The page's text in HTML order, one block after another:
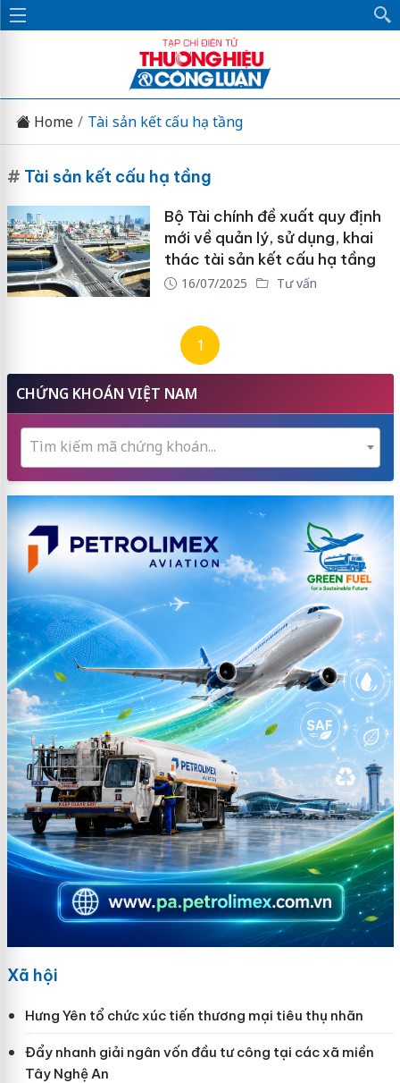
Home Tài sản kết cấu hạ tầng
# Tài sản kết cấu hạ tầng
Bộ Tài chính đề xuất quy định
mới về quản lý, sử dụng, khai
thác tài sản kết cấu hạ tầng
16/07/2025 Tư vấn
1
CHỨNG KHOÁN VIỆT NAM
Tìm kiếm mã chứng khoán...
Xã hội
Hưng Yên tổ chức xúc tiến thương mại tiêu thụ nhãn
Đẩy nhanh giải ngân vốn đầu tư công tại các xã miền
Tây Nghệ An